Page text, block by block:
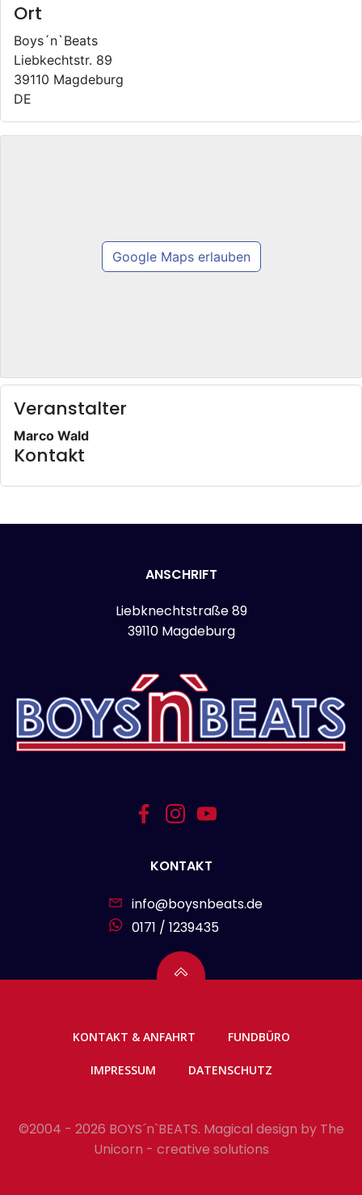
Ort
Boys´n`Beats
Liebkechtstr. 89
39110 Magdeburg
DE
Google Maps erlauben
Veranstalter
Marco Wald
Kontakt
ANSCHRIFT
Liebknechtstraße 89
39110 Magdeburg
KONTAKT
info@boysnbeats.de
0171 / 1239435
KONTAKT & ANFAHRT FUNDBÜRO
IMPRESSUM DATENSCHUTZ
©2004 - 2026 BOYS´n`BEATS. Magical design by The
Unicorn - creative solutions